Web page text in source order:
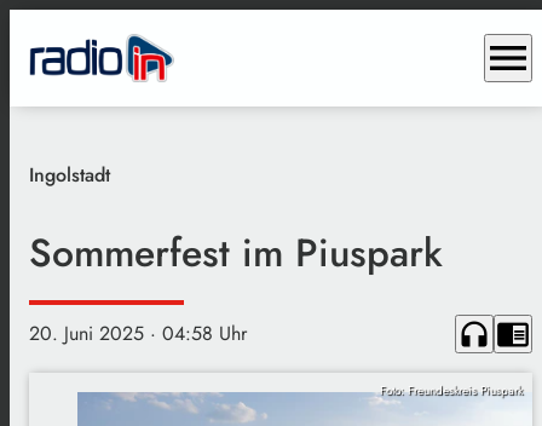
menu
Ingolstadt
Sommerfest im Piuspark
20. Juni 2025 · 04:58 Uhr headphones chrome_reader_mode
Foto: Freundeskreis Piuspark